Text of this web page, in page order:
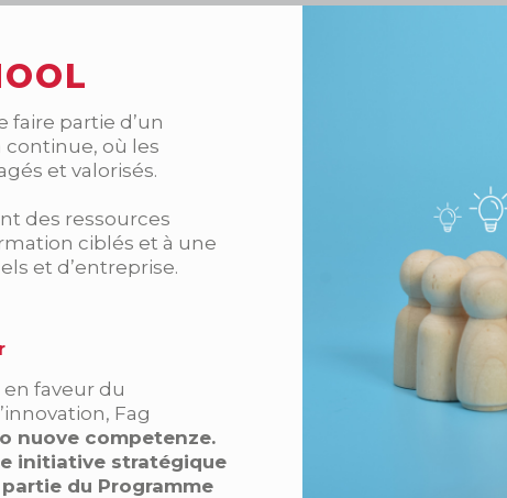
faire partie d’un
continue, où les
et valorisés.
des ressources
ciblés et à une
et d’entreprise.
faveur du
Fag
nuove competenze.
initiative stratégique
du Programme